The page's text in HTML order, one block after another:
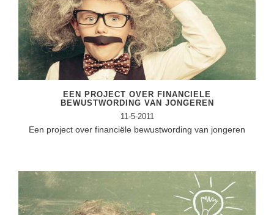
EEN PROJECT OVER FINANCIELE
BEWUSTWORDING VAN JONGEREN
11-5-2011
Een project over financiële bewustwording van jongeren